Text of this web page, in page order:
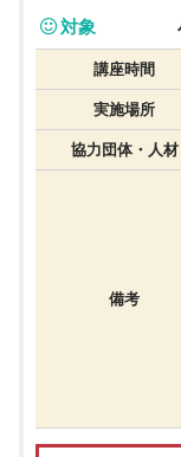
対象
講座時間
実施場所
協力団体・人材
備考